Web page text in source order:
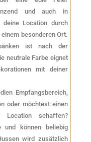
und auch in
Location durch
besonderen Ort.
ist nach der
neutrale Farbe eignet
mit deiner
Empfangsbereich,
oder möchtest einen
schaffen?
und können beliebig
wird zusätzlich